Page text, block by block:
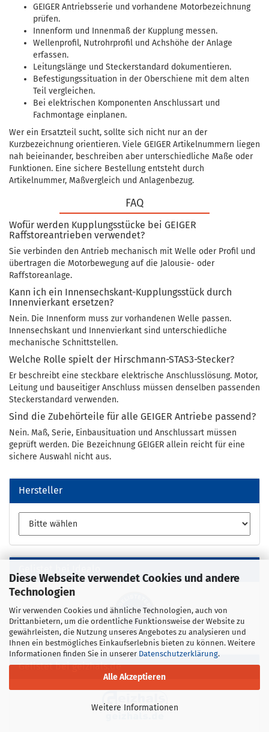
Diese Webseite verwendet Cookies und andere
Technologien
Wir verwenden Cookies und ähnliche Technologien, auch von
Drittanbietern, um die ordentliche Funktionsweise der Website zu
gewährleisten, die Nutzung unseres Angebotes zu analysieren und
Ihnen ein bestmögliches Einkaufserlebnis bieten zu können. Weitere
Informationen finden Sie in unserer Datenschutzerklärung.
Alle Akzeptieren
Weitere Informationen
GEIGER Antriebsserie und vorhandene Motorbezeichnung
prüfen.
Innenform und Innenmaß der Kupplung messen.
Wellenprofil, Nutrohrprofil und Achshöhe der Anlage
erfassen.
Leitungslänge und Steckerstandard dokumentieren.
Befestigungssituation in der Oberschiene mit dem alten
Teil vergleichen.
Bei elektrischen Komponenten Anschlussart und
Fachmontage einplanen.
Wer ein Ersatzteil sucht, sollte sich nicht nur an der
Kurzbezeichnung orientieren. Viele GEIGER Artikelnummern liegen
nah beieinander, beschreiben aber unterschiedliche Maße oder
Funktionen. Eine sichere Bestellung entsteht durch
Artikelnummer, Maßvergleich und Anlagenbezug.
FAQ
Wofür werden Kupplungsstücke bei GEIGER
Raffstoreantrieben verwendet?
Sie verbinden den Antrieb mechanisch mit Welle oder Profil und
übertragen die Motorbewegung auf die Jalousie- oder
Raffstoreanlage.
Kann ich ein Innensechskant-Kupplungsstück durch
Innenvierkant ersetzen?
Nein. Die Innenform muss zur vorhandenen Welle passen.
Innensechskant und Innenvierkant sind unterschiedliche
mechanische Schnittstellen.
Welche Rolle spielt der Hirschmann-STAS3-Stecker?
Er beschreibt eine steckbare elektrische Anschlusslösung. Motor,
Leitung und bauseitiger Anschluss müssen denselben passenden
Steckerstandard verwenden.
Sind die Zubehörteile für alle GEIGER Antriebe passend?
Nein. Maß, Serie, Einbausituation und Anschlussart müssen
geprüft werden. Die Bezeichnung GEIGER allein reicht für eine
sichere Auswahl nicht aus.
Hersteller
Gelistet bei geizhals.de